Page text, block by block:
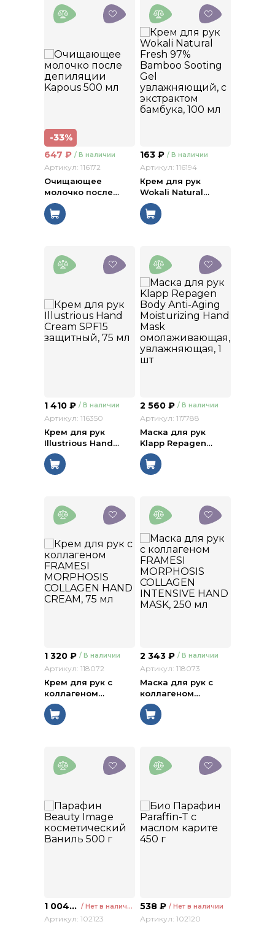
-33%
647 ₽ / В наличии
Артикул: 116172
Очищающее
молочко после…
163 ₽ / В наличии
Артикул: 116194
Крем для рук
Wokali Natural…
1 410 ₽ / В наличии
Артикул: 116350
Крем для рук
Illustrious Hand…
2 560 ₽ / В наличии
Артикул: 117788
Маска для рук
Klapp Repagen…
1 320 ₽ / В наличии
Артикул: 118072
Крем для рук с
коллагеном…
2 343 ₽ / В наличии
Артикул: 118073
Маска для рук с
коллагеном…
1 004
₽ / Нет в наличии
Артикул: 102123
538 ₽ / Нет в наличии
Артикул: 102120